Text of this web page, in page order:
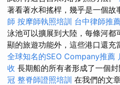
著看著水和搖桿，幾乎是一個故
師 按摩師執照培訓 台中律師推
泳池可以擴展到大陸，每條河都
顯的旅遊功能外，這些港口還充
全球知名的SEO Company推薦
收 長期船的所有者形成了一個封
冠 整脊師證照培訓 在我們的文